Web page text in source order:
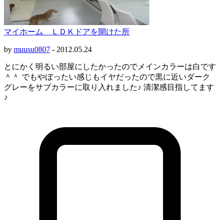
マイホーム ＬＤＫドアを開けた所
by muusu0807 - 2012.05.24
とにかく明るい部屋にしたかったのでメインカラーは白です
＾＾ でもやぼったい感じもイヤだったので黒に近いダーク
グレーをサブカラーに取り入れました♪ 清潔感目指してます
♪